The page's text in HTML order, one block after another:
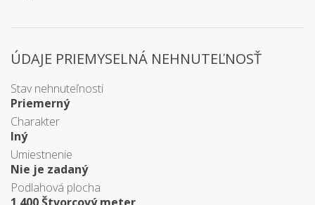
ÚDAJE PRIEMYSELNÁ NEHNUTEĽNOSŤ
Stav nehnuteľnosti
Priemerný
Charakter
Iný
Umiestnenie
Nie je zadaný
Podlahová plocha